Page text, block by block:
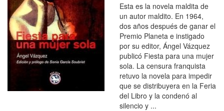
Esta es la novela maldita de
un autor maldito. En 1964,
dos años después de ganar el
Premio Planeta e instigado
por su editor, Ángel Vázquez
publicó Fiesta para una mujer
sola. La censura franquista
retuvo la novela para impedir
que se distribuyera en la Feria
del Libro y la condenó al
silencio y ...